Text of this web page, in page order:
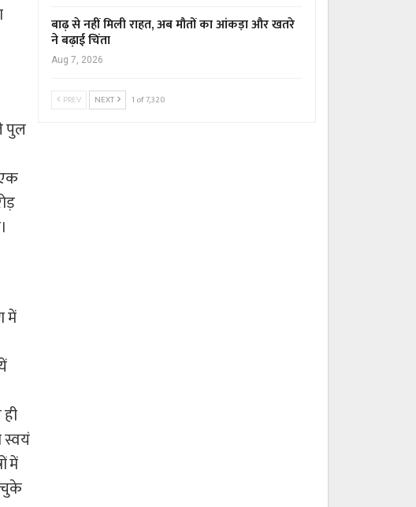
पुल
में
स्वयं
में
चुके
बाढ़ से नहीं मिली राहत, अब मौतों का आंकड़ा और खतरे
ने बढ़ाई चिंता
Aug 7, 2026
PREV NEXT 1 of 7,320